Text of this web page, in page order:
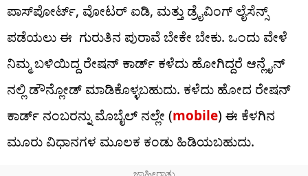
ಪಾಸ್‌ಪೋರ್ಟ್, ವೋಟರ್ ಐಡಿ, ಮತ್ತು ಡ್ರೈವಿಂಗ್ ಲೈಸೆನ್ಸ್
ಪಡೆಯಲು ಈ ಗುರುತಿನ ಪುರಾವೆ ಬೇಕೇ ಬೇಕು. ಒಂದು ವೇಳೆ
ನಿಮ್ಮ ಬಳಿಯಿದ್ದ ರೇಷನ್ ಕಾರ್ಡ್ ಕಳೆದು ಹೋಗಿದ್ದರೆ ಆನ್ಲೈನ್
ನಲ್ಲಿ ಡೌನ್ಲೋಡ್ ಮಾಡಿಕೊಳ್ಳಬಹುದು. ಕಳೆದು ಹೋದ ರೇಷನ್
ಕಾರ್ಡ್ ನಂಬರನ್ನು ಮೊಬೈಲ್ ನಲ್ಲೇ (mobile) ಈ ಕೆಳಗಿನ
ಮೂರು ವಿಧಾನಗಳ ಮೂಲಕ ಕಂಡು ಹಿಡಿಯಬಹುದು.